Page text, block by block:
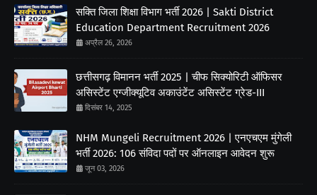
सक्ति जिला शिक्षा विभाग भर्ती 2026 | Sakti District
Education Department Recruitment 2026
अप्रैल 26, 2026
छत्तीसगढ़ विमानन भर्ती 2025 | चीफ सिक्योरिटी ऑफिसर
असिस्टेंट एग्जीक्यूटिव अकाउंटेंट असिस्टेंट ग्रेड-III
दिसंबर 14, 2025
NHM Mungeli Recruitment 2026 | एनएचएम मुंगेली
भर्ती 2026: 106 संविदा पदों पर ऑनलाइन आवेदन शुरू
जून 03, 2026